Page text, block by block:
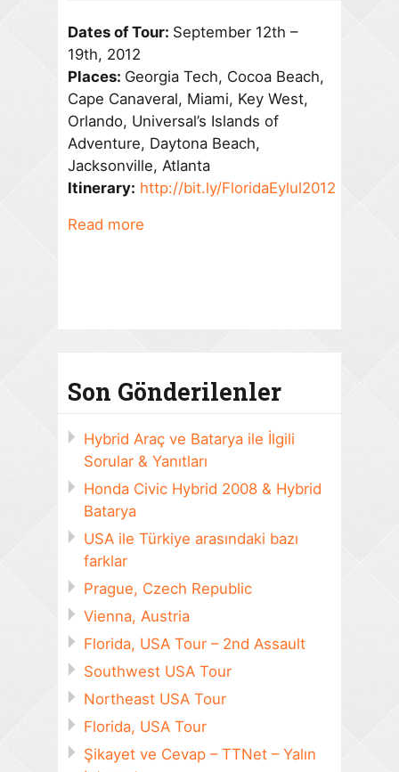
Dates of Tour: September 12th –
19th, 2012
Places: Georgia Tech, Cocoa Beach,
Cape Canaveral, Miami, Key West,
Orlando, Universal’s Islands of
Adventure, Daytona Beach,
Jacksonville, Atlanta
Itinerary: http://bit.ly/FloridaEylul2012
Read more
Son Gönderilenler
Hybrid Araç ve Batarya ile İlgili
Sorular & Yanıtları
Honda Civic Hybrid 2008 & Hybrid
Batarya
USA ile Türkiye arasındaki bazı
farklar
Prague, Czech Republic
Vienna, Austria
Florida, USA Tour – 2nd Assault
Southwest USA Tour
Northeast USA Tour
Florida, USA Tour
Şikayet ve Cevap – TTNet – Yalın